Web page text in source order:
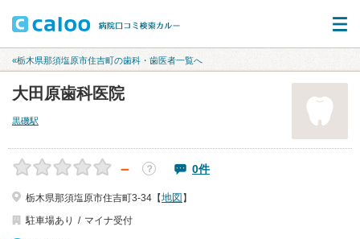
«栃木県那須塩原市住吉町の歯科・歯医者一覧へ
大田原歯科医院
黒磯駅
－ ？ 0件
栃木県那須塩原市住吉町3-34【地図 】
駐車場あり
マイナ受付